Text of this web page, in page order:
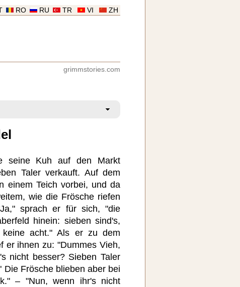
ZH
VI
TR
RU
RO
grimmstories.com
seine Kuh auf den Markt
Taler verkauft. Auf dem
einem Teich vorbei, und da
wie die Frösche riefen
sprach er für sich, "die
hinein: sieben sind's,
acht." Als er zu dem
er ihnen zu: "Dummes Vieh,
nicht besser? Sieben Taler
Die Frösche blieben aber bei
– "Nun, wenn ihr's nicht